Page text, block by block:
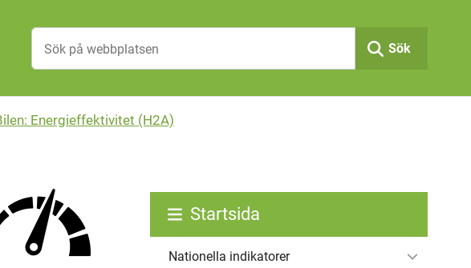
Sök
Energieffektivitet (H2A)
Startsida
Nationella indikatorer